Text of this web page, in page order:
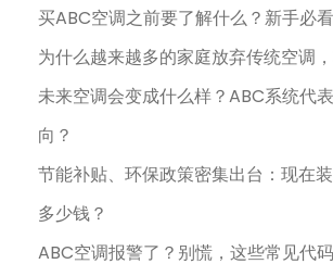
买ABC空调之前要了解什么？新手必
为什么越来越多的家庭放弃传统空调
未来空调会变成什么样？ABC系统代
向？
节能补贴、环保政策密集出台：现在
多少钱？
ABC空调报警了？别慌，这些常见代